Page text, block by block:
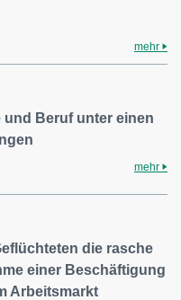
mehr
und Beruf unter einen
mehr
die rasche
einer Beschäftigung
Arbeitsmarkt